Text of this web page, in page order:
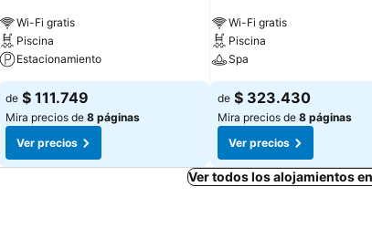
Wi-Fi gratis
Piscina
Estacionamiento
de $ 111.749
Mira precios de 8 páginas
Ver precios
Wi-Fi gratis
Piscina
Spa
de $ 323.430
Mira precios de 8 páginas
Ver precios
Ver todos los alojamientos